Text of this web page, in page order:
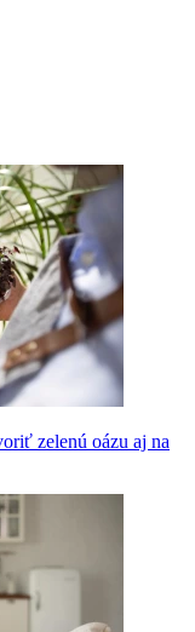
zelenú oázu aj na